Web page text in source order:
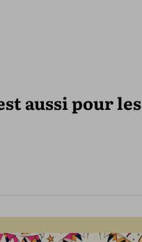
aussi pour les